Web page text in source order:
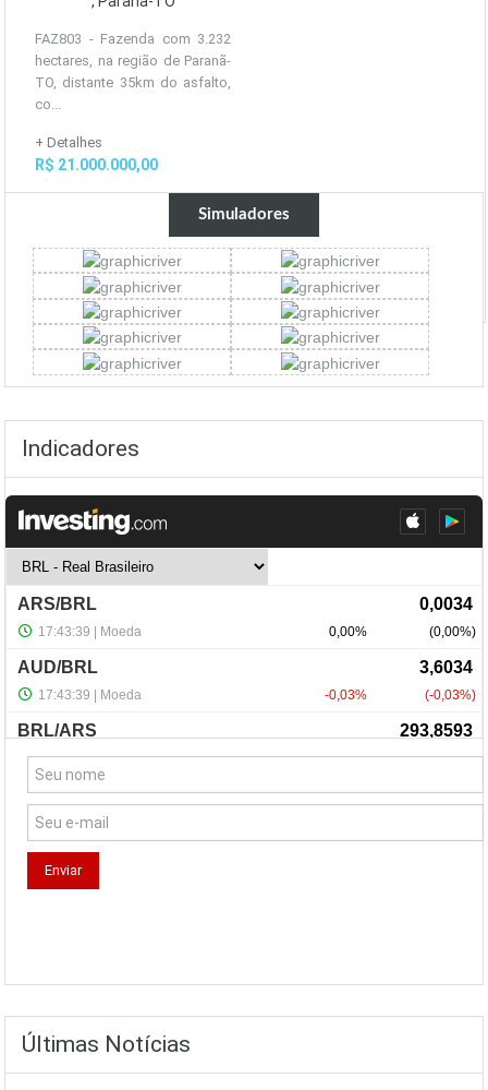
FAZ803 - Fazenda com 3.232
hectares, na região de Paranã-
TO, distante 35km do asfalto,
co...
+ Detalhes
R$ 21.000.000,00
Simuladores
Indicadores
NewsLetter
Últimas Notícias